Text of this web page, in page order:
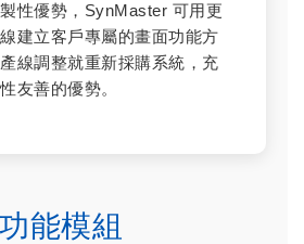
性優勢，SynMaster 可用更
建立客戶專屬的畫面功能方
線調整就重新採購系統，充
友善的優勢。
功能模組